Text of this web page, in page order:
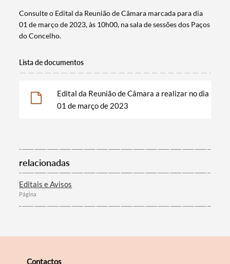
Categorias gerais
Consulte o Edital da Reunião de Câmara marcada para dia
01 de março de 2023, às 10h00, na sala de sessões dos Paços
do Concelho.
Lista de documentos
Edital da Reunião de Câmara a realizar no dia
01 de março de 2023
relacionadas
Editais e Avisos
Página
Contactos